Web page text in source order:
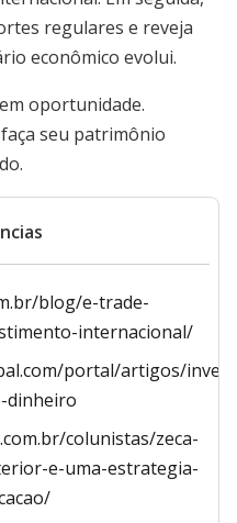
regulares e reveja
econômico evolui.
oportunidade.
seu patrimônio
blog/e-trade-
internacional/
portal/artigos/
dinheiro
colunistas/zeca-
e-uma-estrategia-